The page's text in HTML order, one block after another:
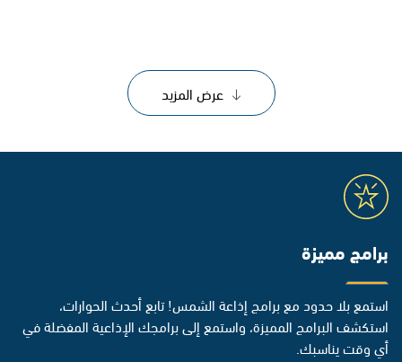
عرض المزيد
برامج مميزة
استمع بلا حدود مع برامج إذاعة الشمس! تابع أحدث الحوارات،
استكشف البرامج المميزة، واستمع إلى برامجك الإذاعية المفضلة في
أي وقت يناسبك.